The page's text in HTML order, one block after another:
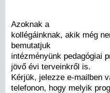
Azoknak a
kollégáinknak, akik még
bemutatjuk
intézményünk pedagógiai
jövő évi terveinkről is.
Kérjük, jelezze e-mailben
telefonon, hogy melyik